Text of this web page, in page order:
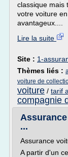
classique mais
votre voiture
avantageux....
Lire la suite
Site : 1-
Thèmes liés :
voiture de
voiture / tarif
compagnie
...
Assurance
A partir d'un